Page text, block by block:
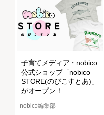
子育てメディア・nobico
公式ショップ「nobico
STORE(のびこすとあ)」
がオープン！
nobico編集部